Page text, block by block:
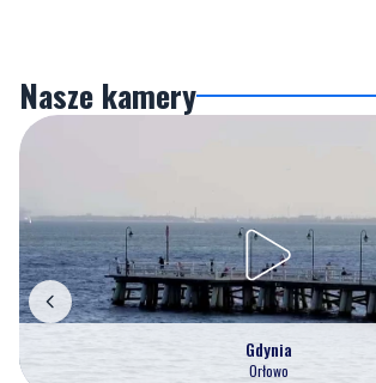
Nasze kamery
Gdynia
Orłowo